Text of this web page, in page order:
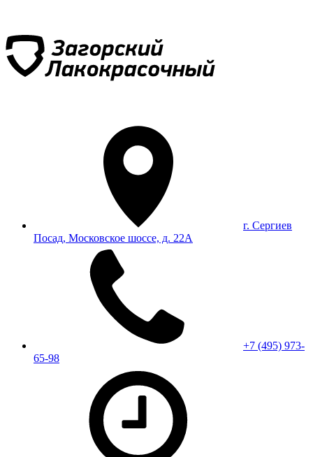
г. Сергиев
Посад, Московское шоссе, д. 22А
+7 (495) 973-
65-98